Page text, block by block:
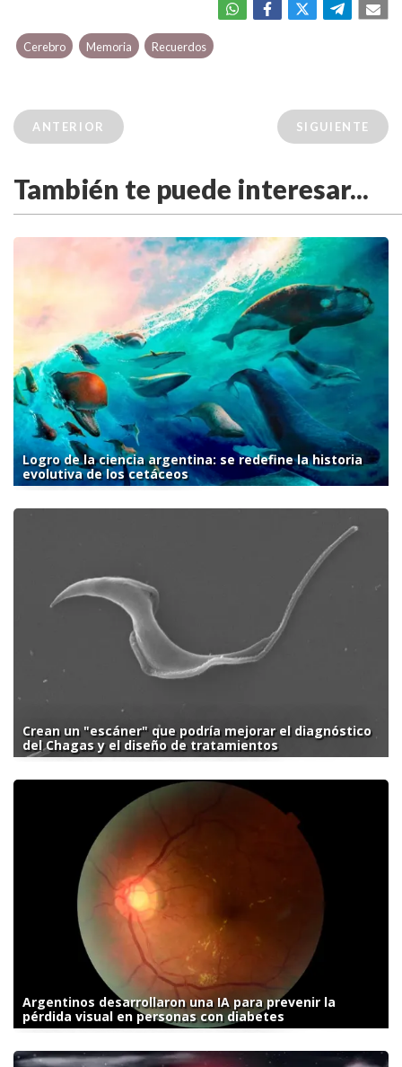
Cerebro Memoria Recuerdos
ANTERIOR SIGUIENTE
También te puede interesar...
Logro de la ciencia argentina: se redefine la historia
evolutiva de los cetáceos
Crean un "escáner" que podría mejorar el diagnóstico
del Chagas y el diseño de tratamientos
Argentinos desarrollaron una IA para prevenir la
pérdida visual en personas con diabetes